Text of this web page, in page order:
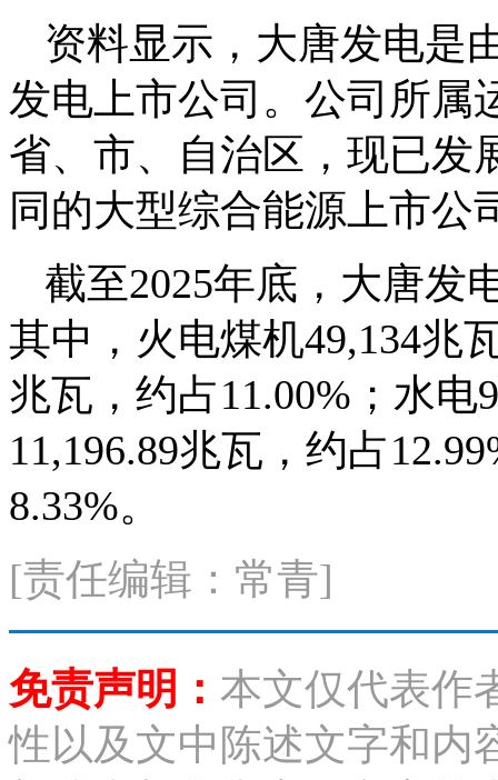
资料显示，大唐发电是
发电上市公司。公司所属
省、市、自治区，现已发
同的大型综合能源上市公
截至2025年底，大唐发
其中，火电煤机49,134兆
兆瓦，约占11.00%；水电
11,196.89兆瓦，约占
8.33%。
[责任编辑：常青]
免责声明： 本文仅代表作
性以及文中陈述文字和内